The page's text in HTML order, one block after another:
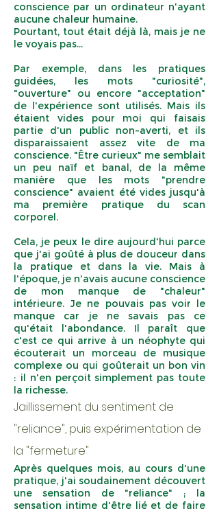
conscience par un ordinateur n'ayant
aucune chaleur humaine.
Pourtant, tout était déjà là, mais je ne
le voyais pas...
Par exemple, dans les pratiques
guidées, les mots "curiosité",
"ouverture" ou encore "acceptation"
de l'expérience sont utilisés. Mais ils
étaient vides pour moi qui faisais
partie d'un public non-averti, et ils
disparaissaient assez vite de ma
conscience. "Être curieux" me semblait
un peu naïf et banal, de la même
manière que les mots "prendre
conscience" avaient été vides jusqu'à
ma première pratique du scan
corporel.
Cela, je peux le dire aujourd'hui parce
que j'ai goûté à plus de douceur dans
la pratique et dans la vie. Mais à
l'époque, je n'avais aucune conscience
de mon manque de "chaleur"
intérieure. Je ne pouvais pas voir le
manque car je ne savais pas ce
qu'était l'abondance. Il paraît que
c'est ce qui arrive à un néophyte qui
écouterait un morceau de musique
complexe ou qui goûterait un bon vin
: il n'en perçoit simplement pas toute
la richesse.
Jaillissement du sentiment de
"reliance", puis expérimentation de
la "fermeture"
Après quelques mois, au cours d'une
pratique, j'ai soudainement découvert
une sensation de "reliance" ; la
sensation intime d'être lié et de faire